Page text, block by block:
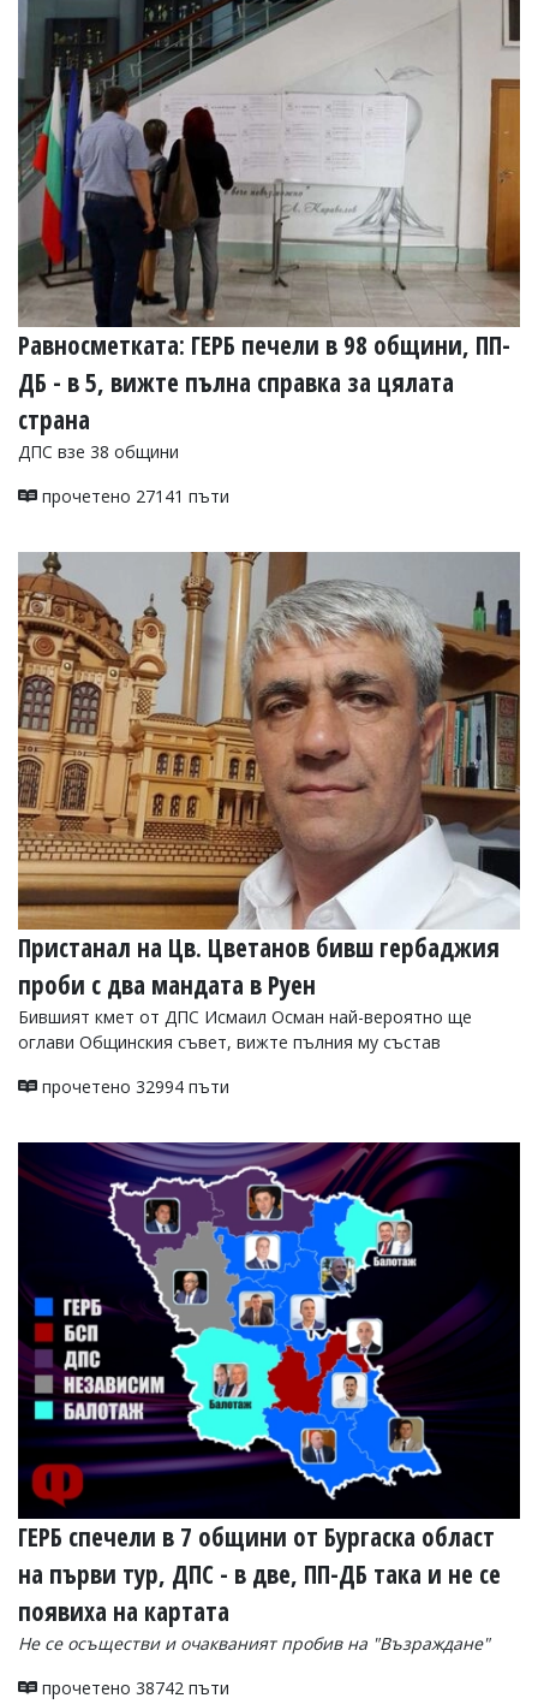
Равносметката: ГЕРБ печели в 98 общини, ПП-
ДБ - в 5, вижте пълна справка за цялата
страна
ДПС взе 38 общини
прочетено 27141 пъти
Пристанал на Цв. Цветанов бивш гербаджия
проби с два мандата в Руен
Бившият кмет от ДПС Исмаил Осман най-вероятно ще
оглави Общинския съвет, вижте пълния му състав
прочетено 32994 пъти
ГЕРБ спечели в 7 общини от Бургаска област
на първи тур, ДПС - в две, ПП-ДБ така и не се
появиха на картата
Не се осъществи и очакваният пробив на "Възраждане"
прочетено 38742 пъти